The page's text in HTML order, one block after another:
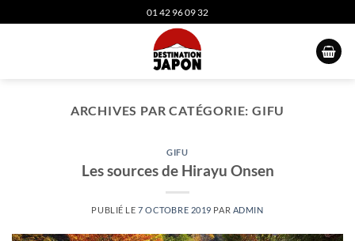
au
01 42 96 09 32
ARCHIVES PAR CATÉGORIE: GIFU
GIFU
Les sources de Hirayu Onsen
PUBLIÉ LE7 OCTOBRE 2019 PAR ADMIN